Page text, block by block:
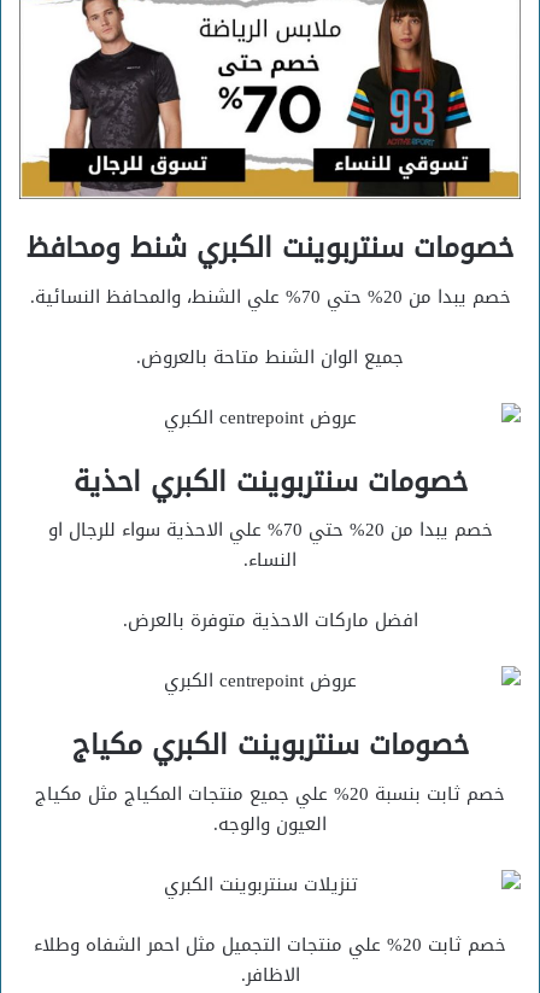
خصومات سنتربوينت الكبري شنط ومحافظ
خصم يبدا من 20% حتي 70% علي الشنط، والمحافظ النسائية.
جميع الوان الشنط متاحة بالعروض.
خصومات سنتربوينت الكبري احذية
خصم يبدا من 20% حتي 70% علي الاحذية سواء للرجال او
النساء.
افضل ماركات الاحذية متوفرة بالعرض.
خصومات سنتربوينت الكبري مكياج
خصم ثابت بنسبة 20% علي جميع منتجات المكياج مثل مكياج
العيون والوجه.
خصم ثابت 20% علي منتجات التجميل مثل احمر الشفاه وطلاء
الاظافر.